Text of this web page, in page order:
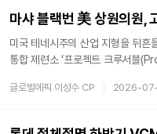
모로by홈닉' 서비스를 선보일 예
미국 테네시주의 산업 지형을 뒤흔
통합 제련소 ‘프로젝트 크루서블
을 실었다.테네시주 경제 견인할 ‘
를 방문했다. 이번 방문은 한국과
글로벌에픽 이성수 CP 2026-